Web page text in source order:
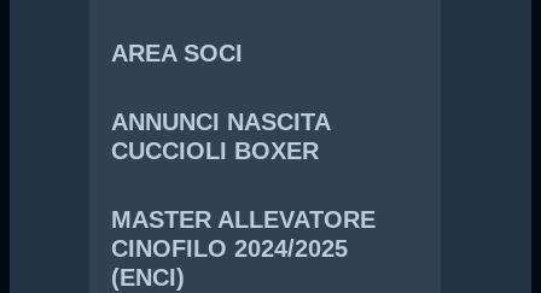
AREA SOCI
ANNUNCI NASCITA
CUCCIOLI BOXER
MASTER ALLEVATORE
CINOFILO 2024/2025
(ENCI)